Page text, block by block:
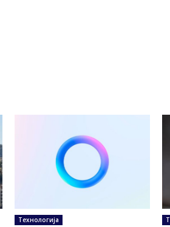
Технологија